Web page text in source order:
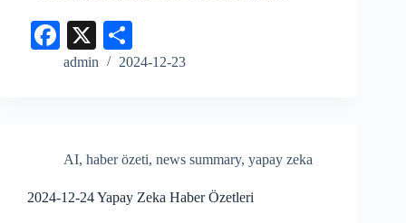
Fa
ce
X
ha
admin 2024-12-23
AI, haber özeti, news summary, yapay zeka
2024-12-24 Yapay Zeka Haber Özetleri